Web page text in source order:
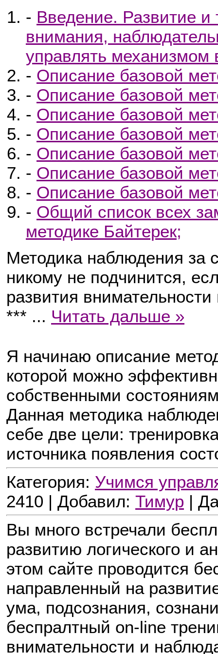
- Введение. Развитие и
внимания,
управлять механизмом
- Описание базовой
- Описание базовой
- Описание базовой
- Описание базовой
- Описание базовой
- Описание базовой
- Описание базовой
- Общий список всех
методике Байтерек;
Методика наблюдения за
никому не подчинится,
развития
*** ... Читать дальше »
Я начинаю описание
которой можно
собственными
Данная методика
себе две цели:
источника появления
Категория: Учимся
2410 | Добавил: Тимур |
Вы много встречали
развитию логического и
этом сайте проводится
направленный на
ума, подсознания,
беспралтный on-line
внимательности и